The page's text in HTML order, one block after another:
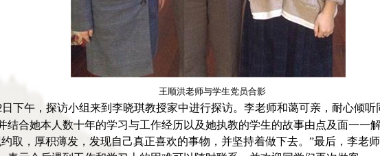
王顺洪老师与学生党员合影
日下午，探访小组来到李晓琪教授家中进行探访。李老师和蔼可亲，耐心倾听
结合她本人数十年的学习与工作经历以及她执教的学生的故事由点及面一一
取，厚积薄发，发现自己真正喜欢的事物，并坚持着做下去。”最后，李老